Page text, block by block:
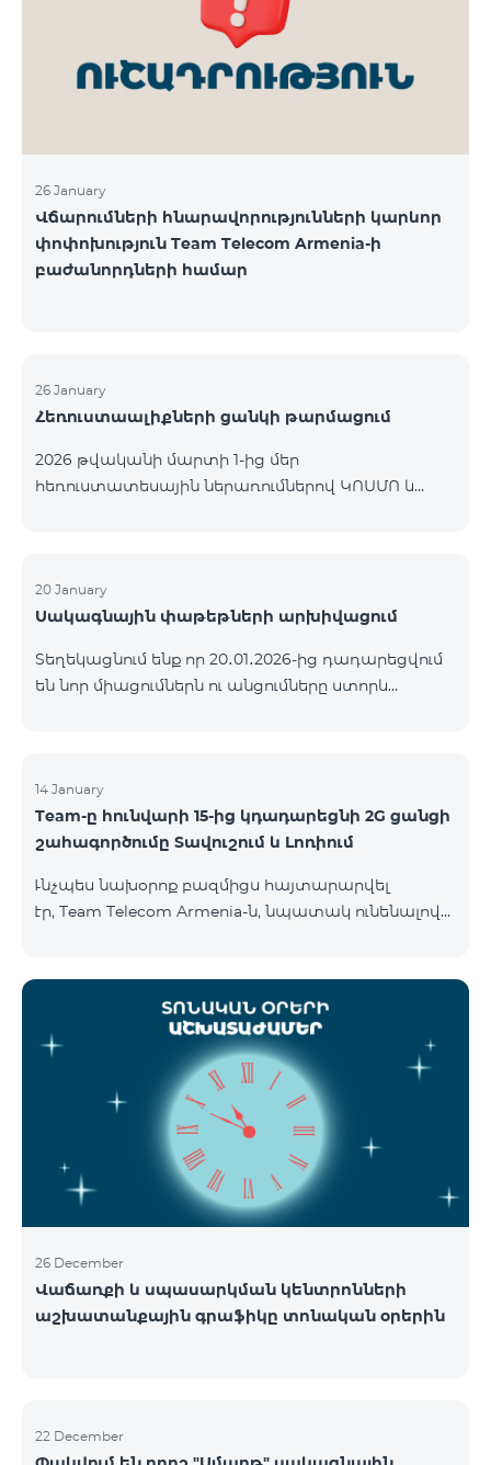
վճարահաշվարկային ընկերությունների կողմից
Team Telecom Armenia-ին առաջարկված
պայմանները ենթադրում էին ծառայությունների
26 January
Վճարումների հնարավորությունների կարևոր
փոփոխություն Team Telecom Armenia-ի
բաժանորդների համար
26 January
Հեռուստաալիքների ցանկի թարմացում
2026 թվականի մարտի 1-ից մեր
հեռուստատեսային ներառումներով ԿՈՍՄՈ և
մուլտիպլեքս հեռուստաալիքները հասանելի
կլինեն միայն այն մարզերում, որտեղ դրանց
մարմինների պահանջների։ Այս փոփոխությունը
իրականացվում է հեռուստատեսային հարթակի
ցանկը ըստ մարզեր
20 January
Սակագնային փաթեթների արխիվացում
Տեղեկացնում ենք որ 20․01․2026-ից դադարեցվում
են նոր միացումներն ու անցումները ստորև
14 January
Team-ը հունվարի 15-ից կդադարեցնի 2G ցանցի
շահագործումը Տավուշում և Լոռիում
Ւնչպես նախօրոք բազմիցս հայտարարվել
էր, Team Telecom Armenia-ն, նպատակ ունենալով
կունենա փուլային տարբերակով: Առաջին փուլով
ցանցը կանջատվի Տավուշի և Լոռու մարզերում՝
2026թ.-ի հունվարի 15-ից: Ծառայությունների
անխափան հասանելությունն ապահովելու
նպատակով շարունակում է գործել հատուկ
առաջարկ, որը հնարավորություն է ընձեռում ձեռք
բերել նոր տեխնոլոգիաներով աշխատող բջջային
հեռախոսնե
26 December
Վաճառքի և սպասարկման կենտրոնների
աշխատանքային գրաֆիկը տոնական օրերին
22 December